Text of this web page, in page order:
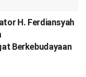
H. Ferdiansyah
Berkebudayaan